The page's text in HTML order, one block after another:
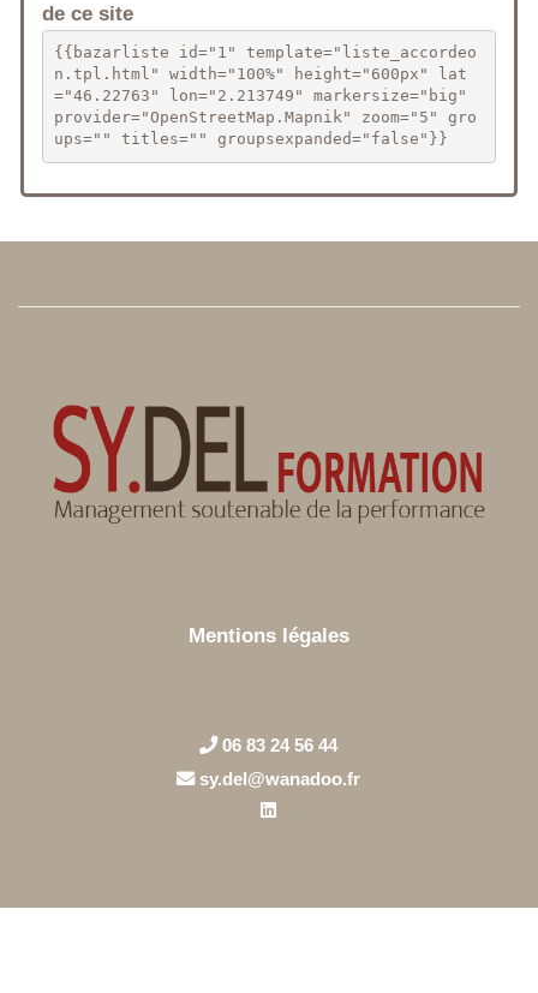
de ce site
{{bazarliste id="1" template="liste_accordeo
n.tpl.html" width="100%" height="600px" lat
="46.22763" lon="2.213749" markersize="big"
provider="OpenStreetMap.Mapnik" zoom="5" gro
ups="" titles="" groupsexpanded="false"}}
Mentions légales
06 83 24 56 44
sy.del@wanadoo.fr